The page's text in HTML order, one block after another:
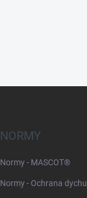
NORMY
Normy - MASCOT®
Normy - Ochrana dychu